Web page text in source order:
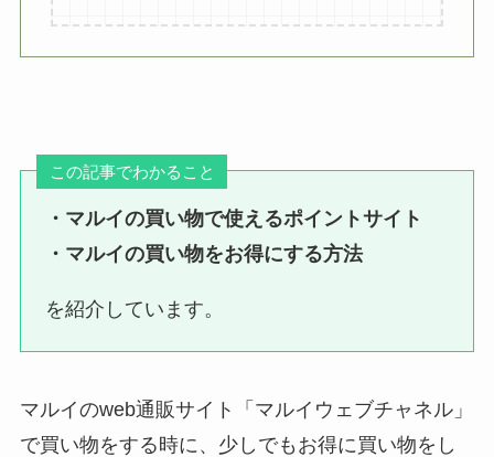
この記事でわかること
・マルイの買い物で使えるポイントサイト
・マルイの買い物をお得にする方法
を紹介しています。
マルイのweb通販サイト「マルイウェブチャネル」
で買い物をする時に、少しでもお得に買い物をし